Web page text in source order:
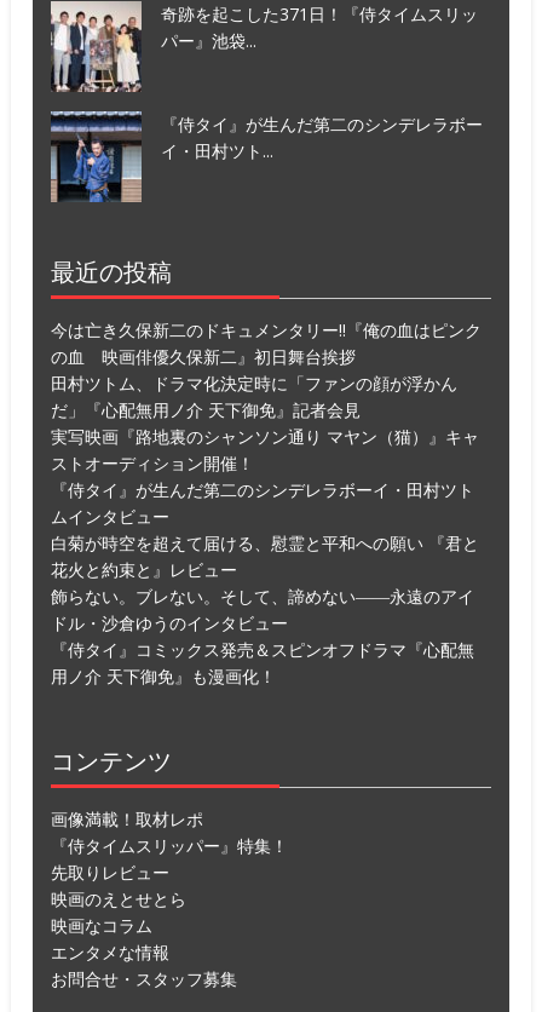
奇跡を起こした371日！『侍タイムスリッ
パー』池袋...
『侍タイ』が生んだ第二のシンデレラボー
イ・田村ツト...
最近の投稿
今は亡き久保新二のドキュメンタリー!!『俺の血はピンク
の血 映画俳優久保新二』初日舞台挨拶
田村ツトム、ドラマ化決定時に「ファンの顔が浮かん
だ」『心配無用ノ介 天下御免』記者会見
実写映画『路地裏のシャンソン通り マヤン（猫）』キャ
ストオーディション開催！
『侍タイ』が生んだ第二のシンデレラボーイ・田村ツト
ムインタビュー
白菊が時空を超えて届ける、慰霊と平和への願い 『君と
花火と約束と』レビュー
飾らない。ブレない。そして、諦めない――永遠のアイ
ドル・沙倉ゆうのインタビュー
『侍タイ』コミックス発売＆スピンオフドラマ『心配無
用ノ介 天下御免』も漫画化！
コンテンツ
画像満載！取材レポ
『侍タイムスリッパー』特集！
先取りレビュー
映画のえとせとら
映画なコラム
エンタメな情報
お問合せ・スタッフ募集